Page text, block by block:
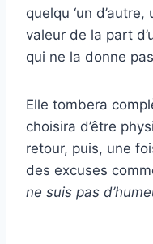
quelqu ‘un
valeur de la part
qui ne la donne
Elle tombera
choisira d’être
retour, puis, une
des excuses
ne suis pas